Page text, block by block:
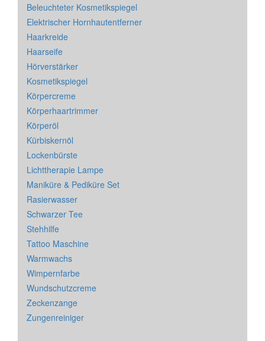
Beleuchteter Kosmetikspiegel
Elektrischer Hornhautentferner
Haarkreide
Haarseife
Hörverstärker
Kosmetikspiegel
Körpercreme
Körperhaartrimmer
Körperöl
Kürbiskernöl
Lockenbürste
Lichttherapie Lampe
Maniküre & Pediküre Set
Rasierwasser
Schwarzer Tee
Stehhilfe
Tattoo Maschine
Warmwachs
Wimpernfarbe
Wundschutzcreme
Zeckenzange
Zungenreiniger